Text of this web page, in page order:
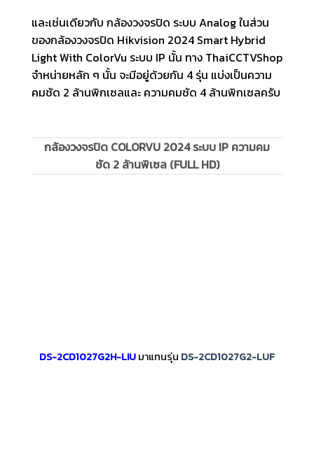
และเช่นเดียวกับ กล้องวงจรปิด ระบบ Analog ในส่วน
ของกล้องวงจรปิด Hikvision 2024 Smart Hybrid
Light With ColorVu ระบบ IP นั้น ทาง ThaiCCTVShop
จำหน่ายหลัก ๆ นั้น จะมีอยู่ด้วยกัน 4 รุ่น แบ่งเป็นความ
คมชัด 2 ล้านพิกเซลและ ความคมชัด 4 ล้านพิกเซลครับ
กล้องวงจรปิด COLORVU 2024 ระบบ IP ความคม
ชัด 2 ล้านพิเซล (FULL HD)
DS-2CD1027G2H-LIUมาแทนรุ่น DS-2CD1027G2-LUF